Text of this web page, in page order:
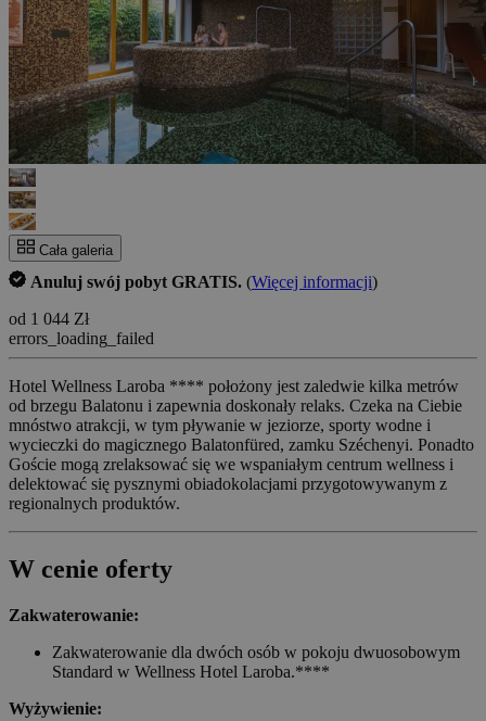
Cała galeria
Anuluj swój pobyt GRATIS. (Więcej informacji)
od 1 044 Zł
errors_loading_failed
Hotel Wellness Laroba **** położony jest zaledwie kilka metrów
od brzegu Balatonu i zapewnia doskonały relaks. Czeka na Ciebie
mnóstwo atrakcji, w tym pływanie w jeziorze, sporty wodne i
wycieczki do magicznego Balatonfüred, zamku Széchenyi. Ponadto
Goście mogą zrelaksować się we wspaniałym centrum wellness i
delektować się pysznymi obiadokolacjami przygotowywanym z
regionalnych produktów.
W cenie oferty
Zakwaterowanie:
Zakwaterowanie dla dwóch osób w pokoju dwuosobowym
Standard w Wellness Hotel Laroba.****
Wyżywienie: